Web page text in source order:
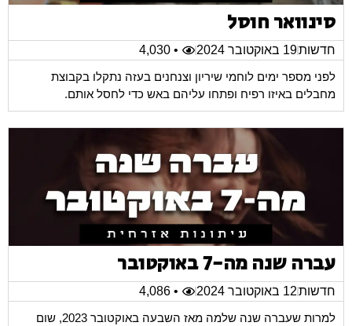
סינוואר חוסל
חדשות19 באוקטובר 2024
• 4,030
לפני מספר ימים לוחמי שיריון וצנחנים בעזה נתקלו בקבוצת
מחבלים באיזו רפיח ופתחו עליהם באש כדי לחסל אותם.
עברה שנה מה-7 באוקטובר
חדשות12 באוקטובר 2024
• 4,086
למרות שעברה שנה שלמה מאז השבעה באוקטובר 2023, שום